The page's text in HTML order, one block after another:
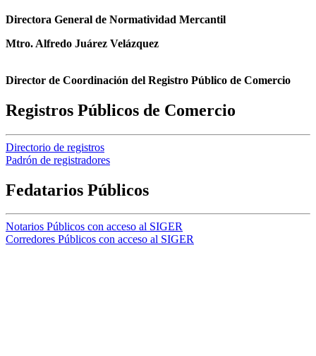
Directora General de Normatividad Mercantil
Mtro. Alfredo Juárez Velázquez
Director de Coordinación del Registro Público de Comercio
Registros Públicos de Comercio
Directorio de registros
Padrón de registradores
Fedatarios Públicos
Notarios Públicos con acceso al SIGER
Corredores Públicos con acceso al SIGER